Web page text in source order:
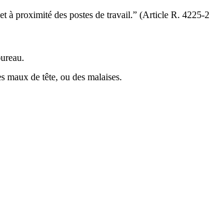
à proximité des postes de travail.” (Article R. 4225-
maux de tête, ou des malaises.